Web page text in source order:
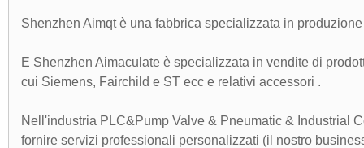
Shenzhen Aimqt è una fabbrica specializzata in
E Shenzhen Aimaculate è specializzata in vendite di
cui Siemens, Fairchild e ST ecc e relativi accessori .
Nell'industria PLC&Pump Valve & Pneumatic & Industrial
fornire servizi professionali personalizzati (il nostro